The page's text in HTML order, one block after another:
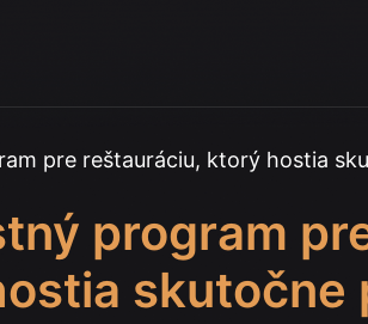
pre reštauráciu, ktorý hostia
program
skutočne